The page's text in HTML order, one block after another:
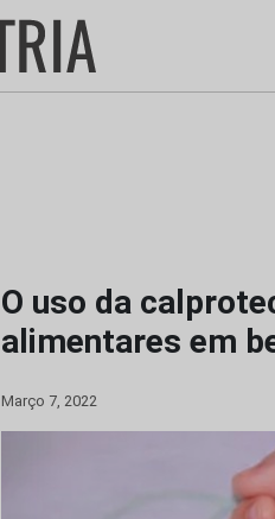
O uso da
alimentares em
Março 7, 2022